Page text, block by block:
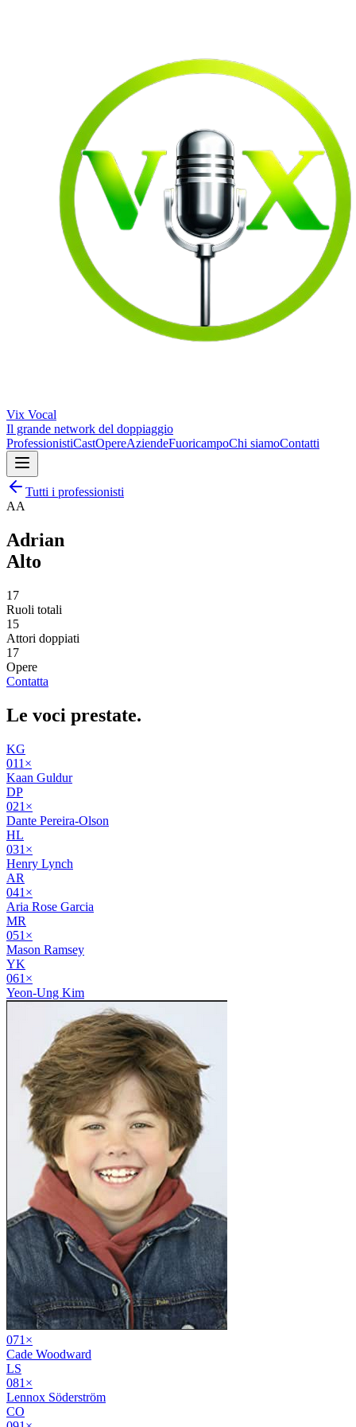
Vix Vocal
Il grande network del doppiaggio
ProfessionistiCastOpereAziendeFuoricampoChi siamoContatti
Tutti i professionisti
AA
Adrian
Alto
17
Ruoli totali
15
Attori doppiati
17
Opere
Contatta
Le voci prestate.
KG
011 ×
Kaan Guldur
DP
021 ×
Dante Pereira-Olson
HL
031 ×
Henry Lynch
AR
041 ×
Aria Rose Garcia
MR
051 ×
Mason Ramsey
YK
061 ×
Yeon-Ung Kim
071 ×
Cade Woodward
LS
081 ×
Lennox Söderström
CO